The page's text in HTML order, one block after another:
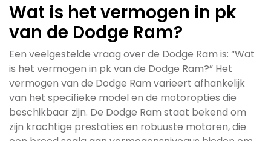
Wat is het vermogen in pk
van de Dodge Ram?
Een veelgestelde vraag over de Dodge Ram is: “Wat
is het vermogen in pk van de Dodge Ram?” Het
vermogen van de Dodge Ram varieert afhankelijk
van het specifieke model en de motoropties die
beschikbaar zijn. De Dodge Ram staat bekend om
zijn krachtige prestaties en robuuste motoren, die